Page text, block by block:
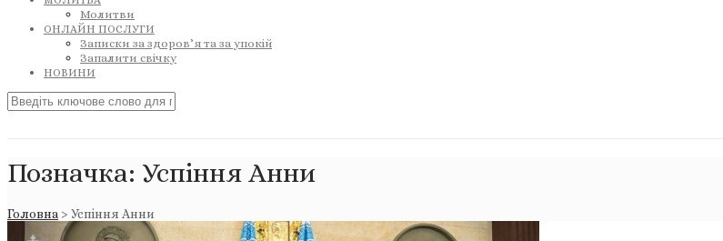
Молитви
ОНЛАЙН ПОСЛУГИ
Записки за здоров’я та за упокій
Запалити свічку
НОВИНИ
Позначка: Успіння Анни
Головна > Успіння Анни